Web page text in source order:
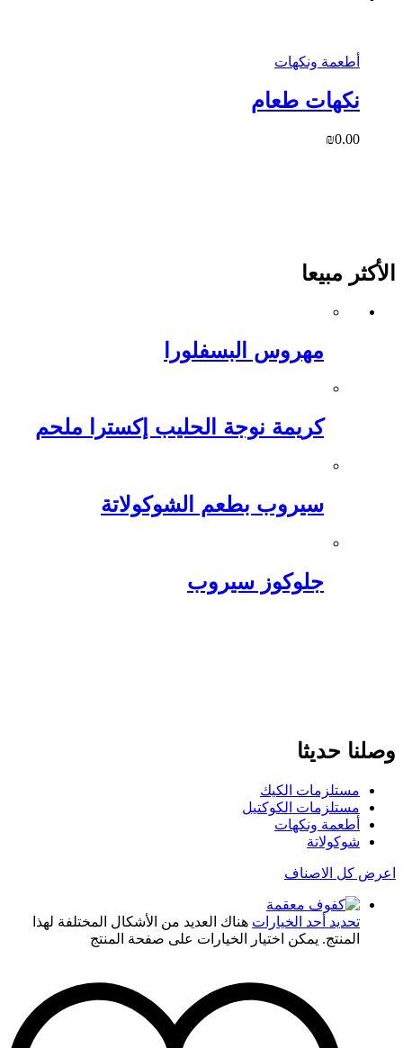
أطعمة ونكهات
نكهات طعام
₪0.00
الأكثر مبيعا
مهروس البسفلورا
كريمة نوجة الحليب إكسترا ملحم
سيروب بطعم الشوكولاتة
جلوكوز سيروب
وصلنا حديثا
مستلزمات الكيك
مستلزمات الكوكتيل
أطعمة ونكهات
شوكولاتة
اعرض كل الاصناف
تحديد أحد الخيارات هناك العديد من الأشكال المختلفة لهذا
المنتج. يمكن اختيار الخيارات على صفحة المنتج